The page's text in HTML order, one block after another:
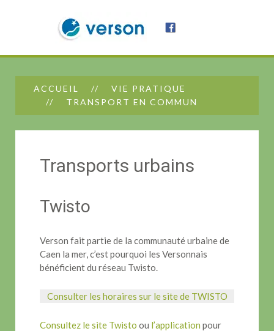
ACCUEIL
VIE PRATIQUE
TRANSPORT EN COMMUN
Transports urbains
Twisto
Verson fait partie de la communauté urbaine de
Caen la mer, c’est pourquoi les Versonnais
bénéficient du réseau Twisto.
Consulter les horaires sur le site de TWISTO
Consultez le site Twisto ou l’application pour